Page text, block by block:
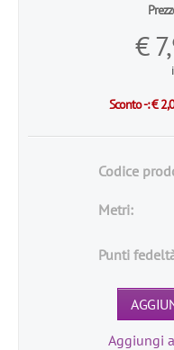
€
Sconto -:€
Codice
Metri:
Punti
Aggiungi